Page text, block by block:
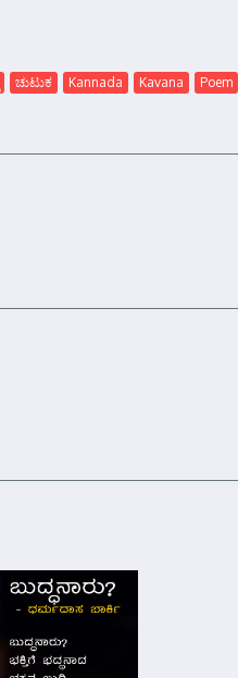
ಚುಟುಕ Kannada Kavana Poem